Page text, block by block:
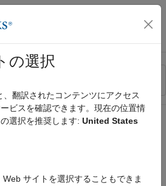
ス ナビゲーション メ
の選択
翻訳されたコンテンツにアクセス
ビスを確認できます。現在の位置情
選択を推奨します: United States
サイトを選択することもできま